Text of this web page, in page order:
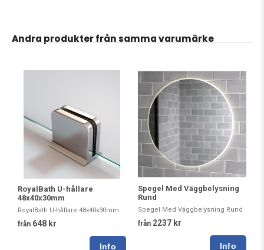
Andra produkter från samma varumärke
RoyalBath U-hållare
48x40x30mm
RoyalBath U-hållare 48x40x30mm
från 648 kr
Spegel Med Väggbelysning
Rund
Spegel Med Väggbelysning Rund
från 2237 kr